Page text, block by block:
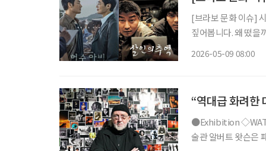
[브라보 문화 이슈]
짚어봅니다. 왜 떴을까? ENA 범죄 수사 스릴러 드라마 ‘허수아비’의 인기가 심상치 않다. 이
2026-05-09 08:00
“역대급 화려한
●Exhibition ◇WATSON, THE MAESTRO 일정 3월 30일까지 장소 예술의전당 한가람미
술관 알버트 왓슨은 패션 포트레이트 사진계의 거장으로 ‘세계에서 가장 영향력 있는 20인의